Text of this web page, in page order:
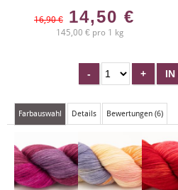
16,90 € 14,50 €
145,00 € pro 1 kg
Farbauswahl Details Bewertungen (6)